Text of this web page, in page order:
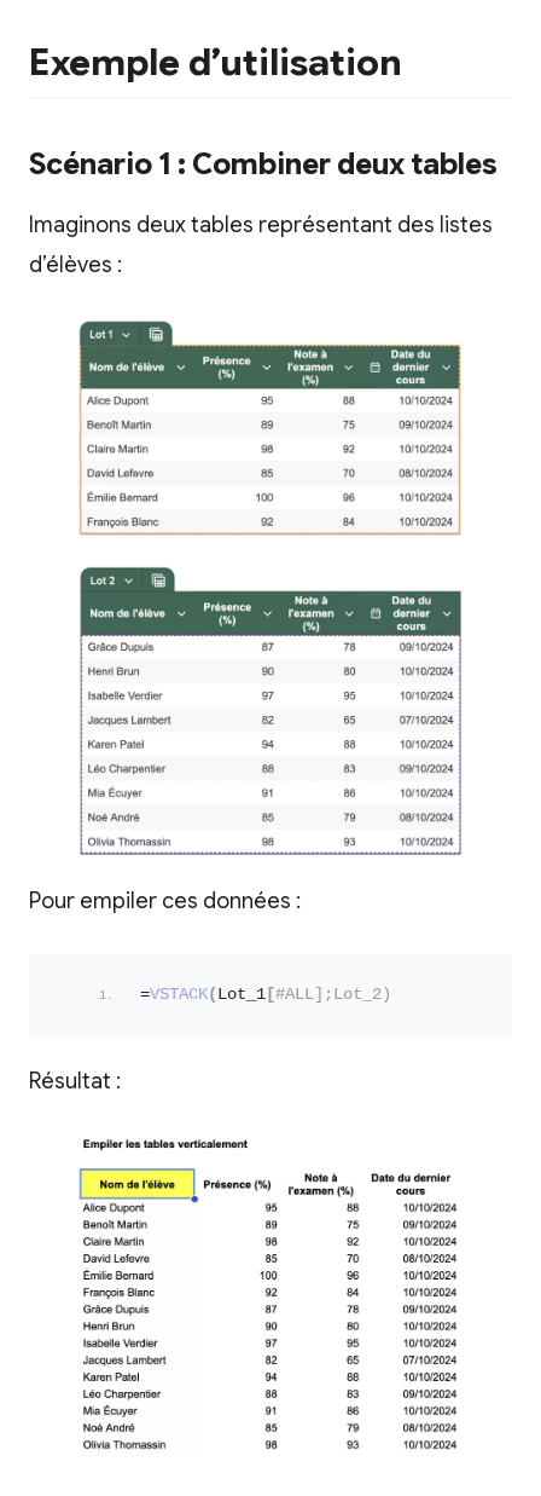
Exemple d’utilisation
Scénario 1 : Combiner deux tables
Imaginons deux tables représentant des listes
d’élèves :
Pour empiler ces données :
=VSTACK( Lot_1 [#ALL];Lot_2)
Résultat :